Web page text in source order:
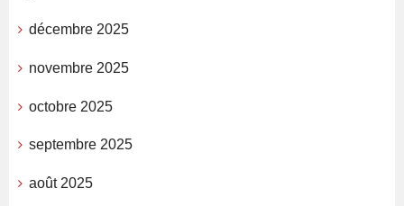
décembre 2025
novembre 2025
octobre 2025
septembre 2025
août 2025